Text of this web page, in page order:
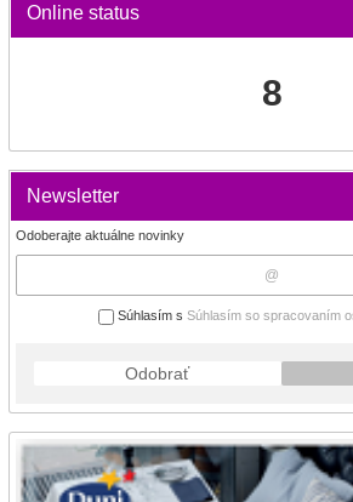
Online status
8
Newsletter
Odoberajte aktuálne novinky
Súhlasím s Súhlasím so spracovaním
Odobrať